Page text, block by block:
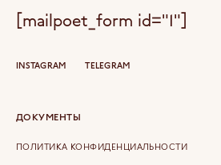
ДОКУМЕНТЫ
ПОЛИТИКА КОНФИДЕНЦИАЛЬНОСТИ
INSTAGRAM TELEGRAM
[mailpoet_form id="1"]